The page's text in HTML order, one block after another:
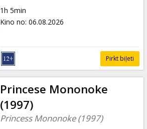
1h 5min
Kino no: 06.08.2026
Pirkt biļeti
Princese Mononoke
(1997)
Princess Mononoke (1997)